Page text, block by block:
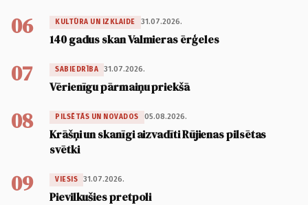
06 KULTŪRA UN IZKLAIDE 31.07.2026.
140 gadus skan Valmieras ērģeles
07 SABIEDRĪBA 31.07.2026.
Vērienīgu pārmaiņu priekšā
08 PILSĒTĀS UN NOVADOS 05.08.2026.
Krāšņi un skanīgi aizvadīti Rūjienas pilsētas
svētki
09 VIESIS 31.07.2026.
Pievilkušies pretpoli